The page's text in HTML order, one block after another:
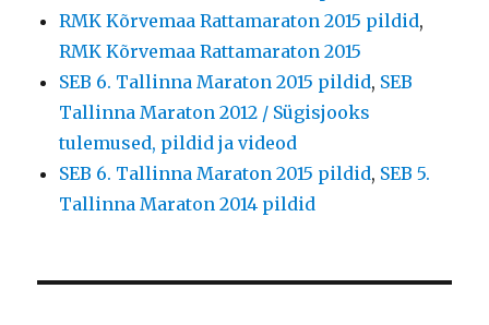
RMK Kõrvemaa Rattamaraton 2015 pildid,
RMK Kõrvemaa Rattamaraton 2015
SEB 6. Tallinna Maraton 2015 pildid, SEB
Tallinna Maraton 2012 / Sügisjooks
tulemused, pildid ja videod
SEB 6. Tallinna Maraton 2015 pildid, SEB 5.
Tallinna Maraton 2014 pildid